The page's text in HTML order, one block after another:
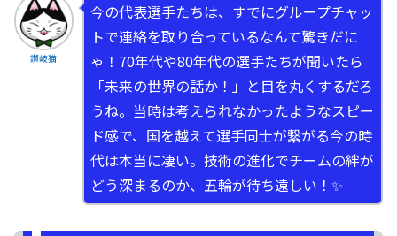
讃岐猫
今の代表選手たちは、すでにグループチャッ
トで連絡を取り合っているなんて驚きだに
ゃ！70年代や80年代の選手たちが聞いたら
「未来の世界の話か！」と目を丸くするだろ
うね。当時は考えられなかったようなスピー
ド感で、国を越えて選手同士が繋がる今の時
代は本当に凄い。技術の進化でチームの絆が
どう深まるのか、五輪が待ち遠しい！✨